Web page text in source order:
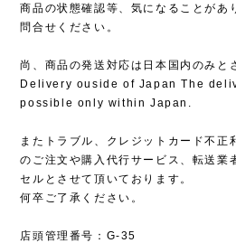
商品の状態確認等、気になることがあ
問合せください。
尚、商品の発送対応は日本国内のみと
Delivery ouside of Japan The
possible only within Japan.
またトラブル、クレジットカード不正
のご注文や購入代行サービス、転送業
セルとさせて頂いております。
何卒ご了承ください。
店頭管理番号：G-35